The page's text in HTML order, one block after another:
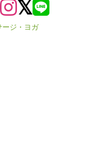
ージ・ヨガ